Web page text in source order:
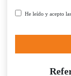
He leído y acepto